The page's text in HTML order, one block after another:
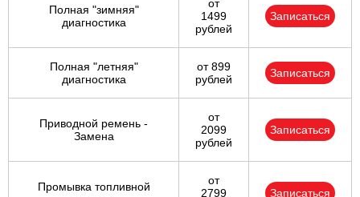
Полная "зимняя"
диагностика
от
1499
рублей
Записаться
Полная "летняя"
диагностика
от 899
рублей
Записаться
Приводной ремень -
Замена
от
2099
рублей
Записаться
Промывка топливной
от
2799
Записаться